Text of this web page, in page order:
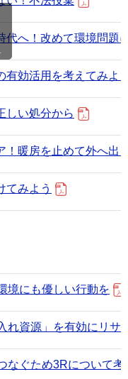
代へ！改めて環境問題
有効活用を考えてみよ
しい処分から
！暖房を止めて外へ出
てみよう
境にも優しい行動を
れ資源」を有効にリサ
なぐため3Rについて考